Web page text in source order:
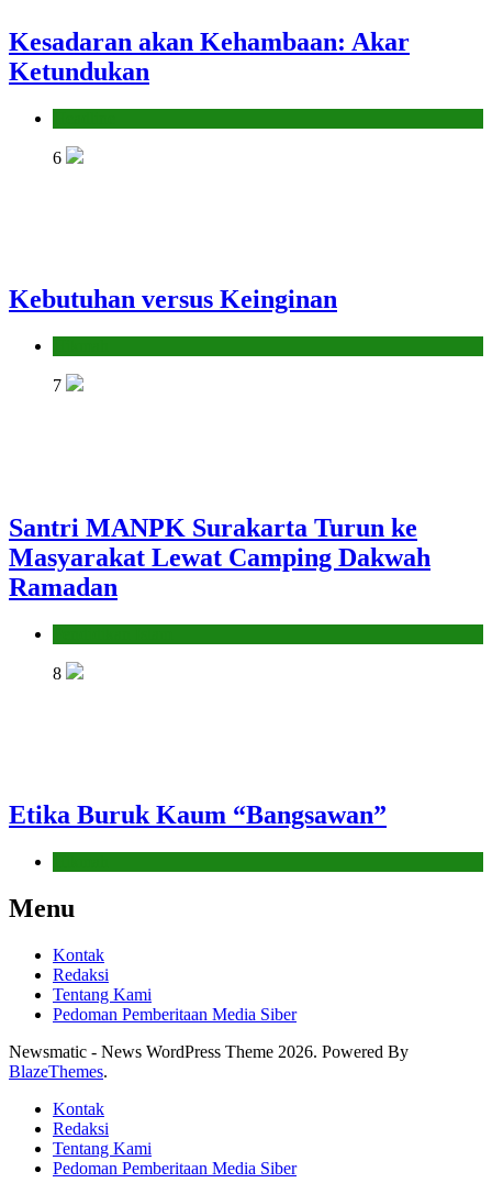
Kesadaran akan Kehambaan: Akar
Ketundukan
6
Kebutuhan versus Keinginan
7
Santri MANPK Surakarta Turun ke
Masyarakat Lewat Camping Dakwah
Ramadan
8
Etika Buruk Kaum “Bangsawan”
Menu
Kontak
Redaksi
Tentang Kami
Pedoman Pemberitaan Media Siber
Newsmatic - News WordPress Theme 2026. Powered By
BlazeThemes.
Kontak
Redaksi
Tentang Kami
Pedoman Pemberitaan Media Siber